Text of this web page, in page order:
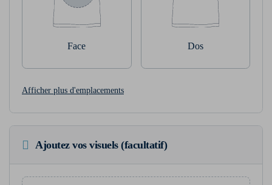
Face Dos
Afficher plus d'emplacements
Ajoutez vos visuels (facultatif)